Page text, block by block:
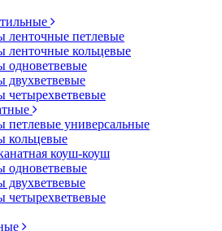
ленточные петлевые
ленточные кольцевые
одноветвевые
двухветвевые
четырехветвевые
петлевые универсальные
кольцевые
коуш-коуш
одноветвевые
двухветвевые
четырехветвевые